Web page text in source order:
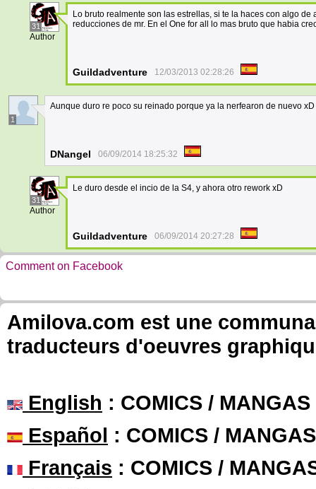
31
Author
Lo bruto realmente son las estrellas, si te la haces con algo
reducciones de mr. En el One for all lo mas bruto que habia
Guildadventure 12/03/2013 02:28:26
1
Aunque duro re poco su reinado porque ya la nerfearon de nuevo xD
DNangel 06/09/2014 18:25:32
31
Author
Le duro desde el incio de la S4, y ahora otro rework xD
Guildadventure 06/09/2014 20:27:28
Comment on Facebook
Amilova.com est une
traducteurs d'oeuvres
English : COMICS /
Español : COMICS /
Français : COMICS /